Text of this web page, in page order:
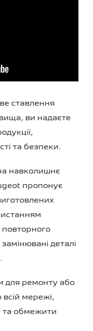
ставлення
ви надаєте
та безпеки.
навколишнє
пропонує
повторного
деталі
для ремонту або
мережі,
та обмежити